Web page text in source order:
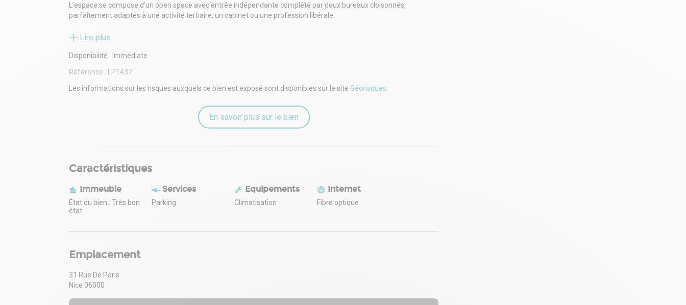
L'espace se compose d'un open space avec entrée indépendante complété par deux bureaux cloisonnés,
parfaitement adaptés à une activité tertiaire, un cabinet ou une profession libérale.
Possibilité de stationnements en complément.
Lire plus
Disponibilité : Immédiate
Référence :
LP1437
Les informations sur les risques auxquels ce bien est exposé sont disponibles sur le site Géorisques
En savoir plus sur le bien
Caractéristiques
Immeuble
État du bien : Très bon
état
Services
Parking
Equipements
Climatisation
Internet
Fibre optique
Emplacement
31 Rue De Paris
Nice 06000